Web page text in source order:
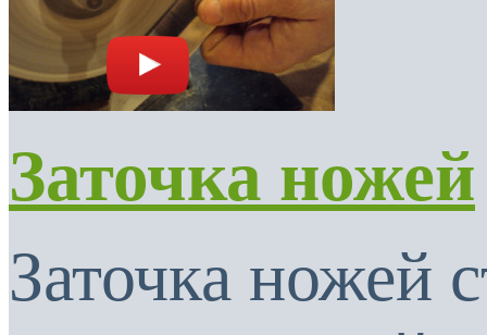
Заточка ножей
Заточка ножей